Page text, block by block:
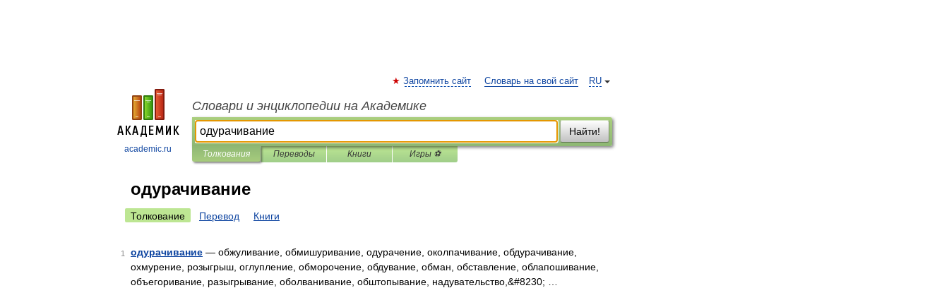
academic.ru
RU
Запомнить сайт Словарь на свой сайт
Словари и энциклопедии на Академике
Найти!
Толкования Переводы Книги Игры ⚽
одурачивание
Толкование Перевод Книги
1 одурачивание — обжуливание, обмишуривание, одурачение, околпачивание, обдурачивание,
охмурение, розыгрыш, оглупление, обморочение, обдувание, обман, обставление, облапошивание,
объегоривание, разыгрывание, оболванивание, обштопывание, надувательство,&#8230; …